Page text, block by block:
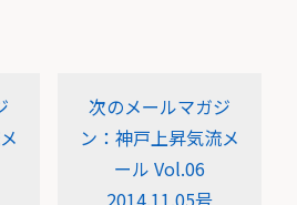
次のメールマガジ
ン：神戸上昇気流メ
ール Vol.06
2014.11.05号